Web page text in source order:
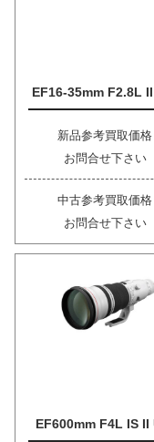
EF16-35mm F2.8L
新品参考買取価格
お問合せ下さい
中古参考買取価格
お問合せ下さい
EF600mm F4L IS II